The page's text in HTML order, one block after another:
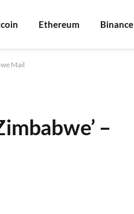
Ethereum Binance
Mail
–